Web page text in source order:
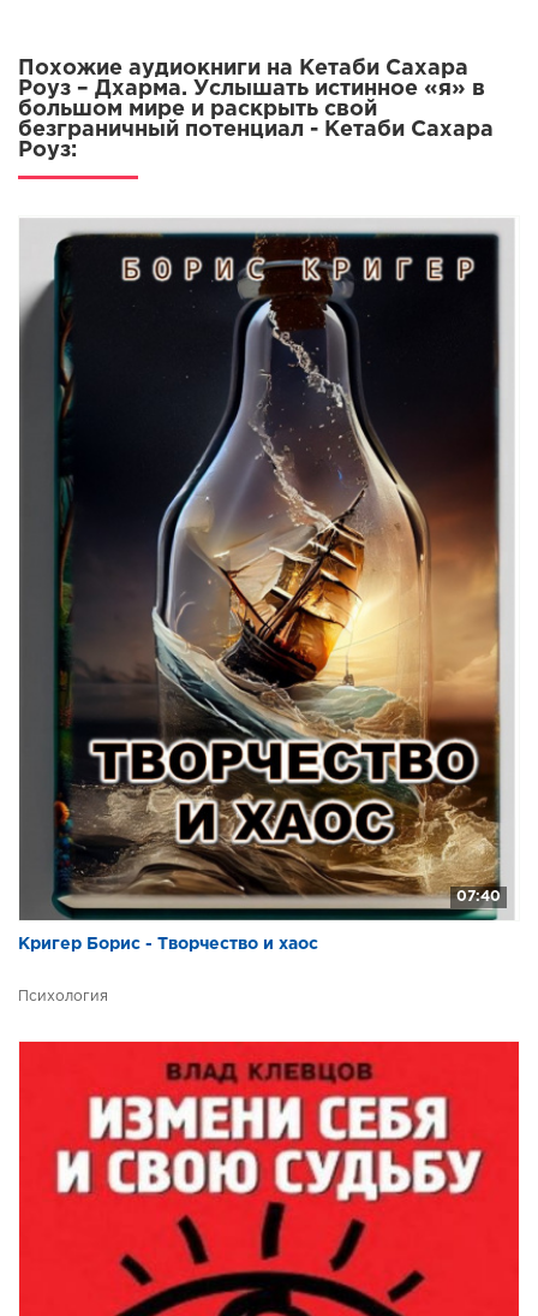
Похожие аудиокниги на Кетаби Сахара
Роуз – Дхарма. Услышать истинное «я» в
большом мире и раскрыть свой
безграничный потенциал - Кетаби Сахара
Роуз:
07:40
Кригер Борис - Творчество и хаос
Психология